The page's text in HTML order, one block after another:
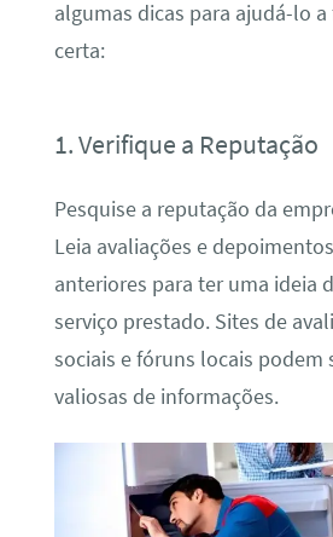
algumas dicas para ajudá-lo a
certa:
1. Verifique a Reputação
Pesquise a reputação da
Leia avaliações e
anteriores para ter uma ideia
serviço prestado. Sites de
sociais e fóruns locais podem
valiosas de informações.